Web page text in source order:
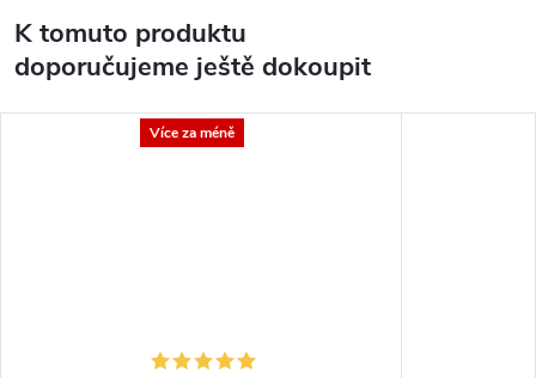
K tomuto produktu
doporučujeme ještě dokoupit
Více za méně